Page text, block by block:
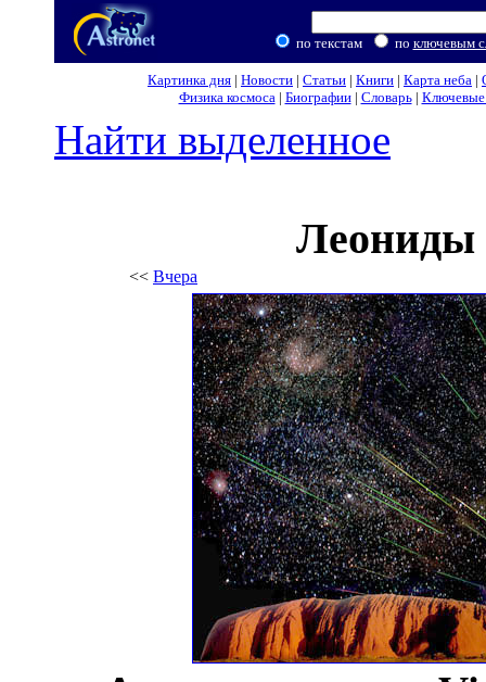
по текстам по ключевым
Картинка дня | Новости | Статьи | Книги | Карта неба |
Физика космоса| Биографии| Словарь| Ключевые
Найти выделенное
Леониды
<< Вчера